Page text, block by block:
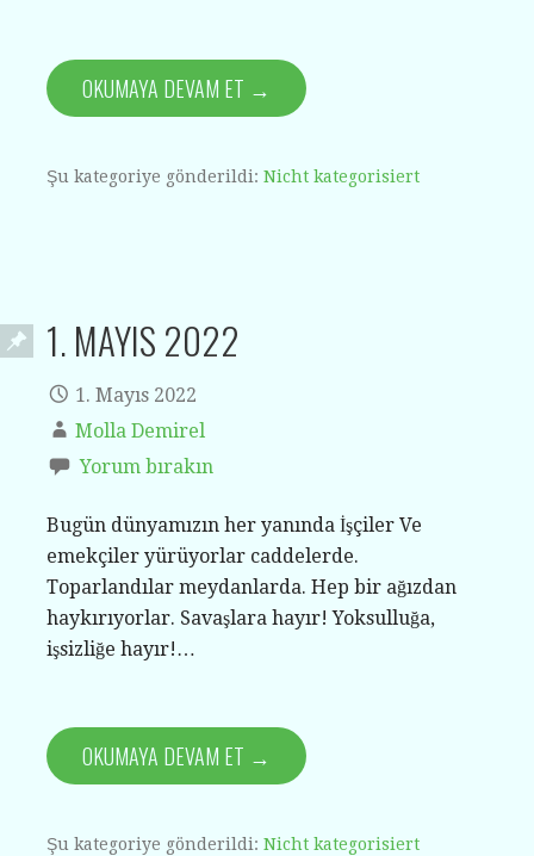
OKUMAYA DEVAM ET →
Şu kategoriye gönderildi: Nicht kategorisiert
1. MAYIS 2022
1. Mayıs 2022
Molla Demirel
Yorum bırakın
Bugün dünyamızın her yanında İşçiler Ve
emekçiler yürüyorlar caddelerde.
Toparlandılar meydanlarda. Hep bir ağızdan
haykırıyorlar. Savaşlara hayır! Yoksulluğa,
işsizliğe hayır!…
OKUMAYA DEVAM ET →
Şu kategoriye gönderildi: Nicht kategorisiert